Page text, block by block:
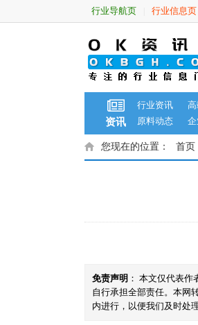
行业导航页 行业信息页
资讯
行业资讯
原料动态
您现在的位置： 首页
免责声明 ： 本文仅代表
自行承担全部责任。本网
内进行，以便我们及时处